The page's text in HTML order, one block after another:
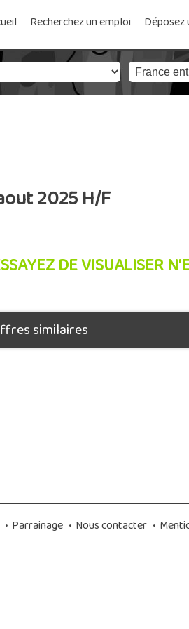
Recherchez un emploi Déposez
2025 H/F
DE VISUALISER
similaires
• Parrainage • Nous contacter •